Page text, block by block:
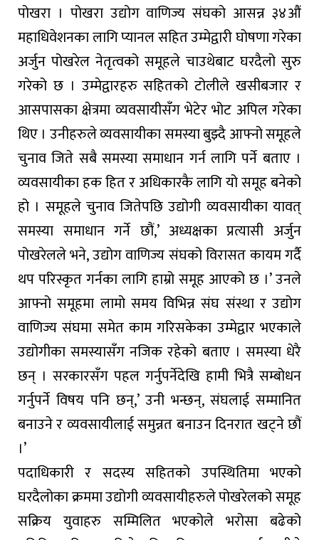
पोखरा । पोखरा उद्योग वाणिज्य संघको आसन्न ३४औं
महाधिवेशनका लागि प्यानल सहित उम्मेद्वारी घोषणा गरेका
अर्जुन पोखरेल नेतृत्वको समूहले चाउथेबाट घरदैलो सुरु
गरेको छ । उम्मेद्वारहरु सहितको टोलीले खसीबजार र
आसपासका क्षेत्रमा व्यवसायीसँग भेटेर भोट अपिल गरेका
थिए । उनीहरुले व्यवसायीका समस्या बुझ्दै आफ्नो समूहले
चुनाव जिते सबै समस्या समाधान गर्न लागि पर्ने बताए ।
व्यवसायीका हक हित र अधिकारकै लागि यो समूह बनेको
हो । समूहले चुनाव जितेपछि उद्योगी व्यवसायीका यावत्
समस्या समाधान गर्ने छौं,’ अध्यक्षका प्रत्यासी अर्जुन
पोखरेलले भने, उद्योग वाणिज्य संघको विरासत कायम गर्दै
थप परिस्कृत गर्नका लागि हाम्रो समूह आएको छ ।’ उनले
आफ्नो समूहमा लामो समय विभिन्न संघ संस्था र उद्योग
वाणिज्य संघमा समेत काम गरिसकेका उम्मेद्वार भएकाले
उद्योगीका समस्यासँग नजिक रहेको बताए । समस्या धेरै
छन् । सरकारसँग पहल गर्नुपर्नेदेखि हामी भित्रै सम्बोधन
गर्नुपर्ने विषय पनि छन्,’ उनी भन्छन्, संघलाई सम्मानित
बनाउने र व्यवसायीलाई समुन्नत बनाउन दिनरात खट्ने छौं
।’
पदाधिकारी र सदस्य सहितको उपस्थितिमा भएको
घरदैलोका क्रममा उद्योगी व्यवसायीहरुले पोखरेलको समूह
सक्रिय युवाहरु सम्मिलित भएकोले भरोसा बढेको